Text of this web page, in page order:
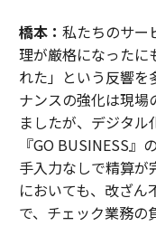
橋本： 私たちのサー
理が厳格になったに
れた」という反響を
ナンスの強化は現場
ましたが、デジタ
『GO BUSINESS』
手入力なしで精算が
においても、改ざん
で、チェック業務の